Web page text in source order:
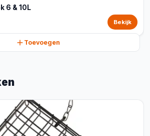
6 & 10L
Bekijk
Toevoegen